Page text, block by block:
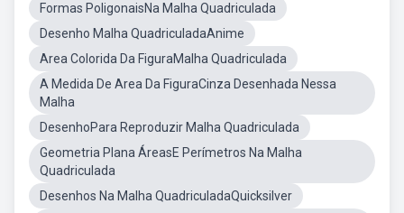
Formas PoligonaisNa Malha Quadriculada
Desenho Malha QuadriculadaAnime
Area Colorida Da FiguraMalha Quadriculada
A Medida De Area Da FiguraCinza Desenhada Nessa
Malha
DesenhoPara Reproduzir Malha Quadriculada
Geometria Plana ÁreasE Perímetros Na Malha
Quadriculada
Desenhos Na Malha QuadriculadaQuicksilver